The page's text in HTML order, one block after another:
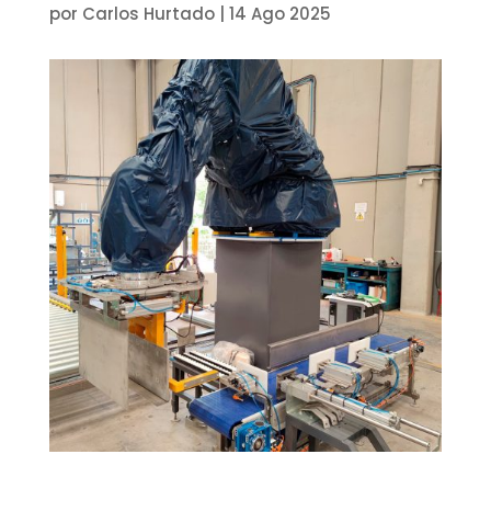
por Carlos Hurtado| 14 Ago 2025